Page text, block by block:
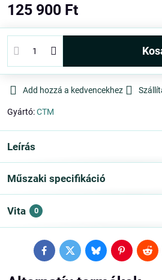
125 900 Ft
Add hozzá a kedvencekhez
Gyártó:CTM
Leírás
Műszaki specifikáció
Vita 0
FacebookTwitterBlueskyPinterest